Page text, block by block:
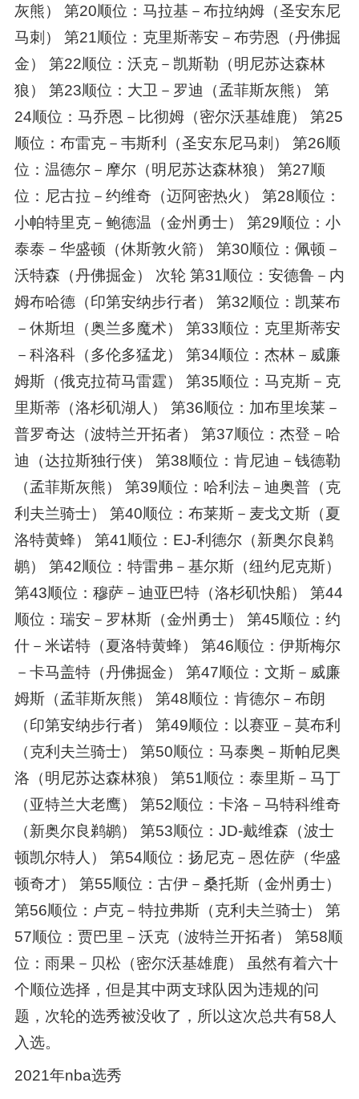
灰熊） 第20顺位：马拉基－布拉纳姆（圣安东尼
马刺） 第21顺位：克里斯蒂安－布劳恩（丹佛掘
金） 第22顺位：沃克－凯斯勒（明尼苏达森林
狼） 第23顺位：大卫－罗迪（孟菲斯灰熊） 第
24顺位：马乔恩－比彻姆（密尔沃基雄鹿） 第25
顺位：布雷克－韦斯利（圣安东尼马刺） 第26顺
位：温德尔－摩尔（明尼苏达森林狼） 第27顺
位：尼古拉－约维奇（迈阿密热火） 第28顺位：
小帕特里克－鲍德温（金州勇士） 第29顺位：小
泰泰－华盛顿（休斯敦火箭） 第30顺位：佩顿－
沃特森（丹佛掘金） 次轮 第31顺位：安德鲁－内
姆布哈德（印第安纳步行者） 第32顺位：凯莱布
－休斯坦（奥兰多魔术） 第33顺位：克里斯蒂安
－科洛科（多伦多猛龙） 第34顺位：杰林－威廉
姆斯（俄克拉荷马雷霆） 第35顺位：马克斯－克
里斯蒂（洛杉矶湖人） 第36顺位：加布里埃莱－
普罗奇达（波特兰开拓者） 第37顺位：杰登－哈
迪（达拉斯独行侠） 第38顺位：肯尼迪－钱德勒
（孟菲斯灰熊） 第39顺位：哈利法－迪奥普（克
利夫兰骑士） 第40顺位：布莱斯－麦戈文斯（夏
洛特黄蜂） 第41顺位：EJ-利德尔（新奥尔良鹈
鹕） 第42顺位：特雷弗－基尔斯（纽约尼克斯）
第43顺位：穆萨－迪亚巴特（洛杉矶快船） 第44
顺位：瑞安－罗林斯（金州勇士） 第45顺位：约
什－米诺特（夏洛特黄蜂） 第46顺位：伊斯梅尔
－卡马盖特（丹佛掘金） 第47顺位：文斯－威廉
姆斯（孟菲斯灰熊） 第48顺位：肯德尔－布朗
（印第安纳步行者） 第49顺位：以赛亚－莫布利
（克利夫兰骑士） 第50顺位：马泰奥－斯帕尼奥
洛（明尼苏达森林狼） 第51顺位：泰里斯－马丁
（亚特兰大老鹰） 第52顺位：卡洛－马特科维奇
（新奥尔良鹈鹕） 第53顺位：JD-戴维森（波士
顿凯尔特人） 第54顺位：扬尼克－恩佐萨（华盛
顿奇才） 第55顺位：古伊－桑托斯（金州勇士）
第56顺位：卢克－特拉弗斯（克利夫兰骑士） 第
57顺位：贾巴里－沃克（波特兰开拓者） 第58顺
位：雨果－贝松（密尔沃基雄鹿） 虽然有着六十
个顺位选择，但是其中两支球队因为违规的问
题，次轮的选秀被没收了，所以这次总共有58人
入选。
2021年nba选秀